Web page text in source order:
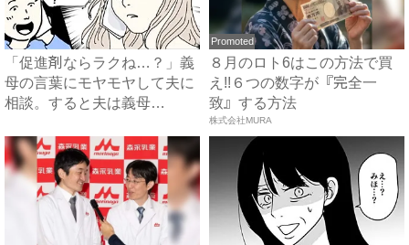
「促進剤ならラクね…？」義
母の言葉にモヤモヤして夫に
相談。すると夫は義母
Promoted
８月のロト6はこの方法で買
え!!６つの数字が『完全一
致』する方法
株式会社MURA